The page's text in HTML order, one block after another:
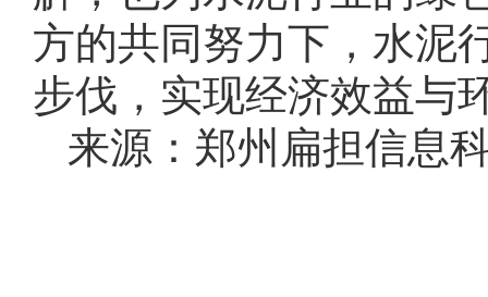
方的共同努力下，水泥
步伐，实现经济效益与
来源：郑州扁担信息